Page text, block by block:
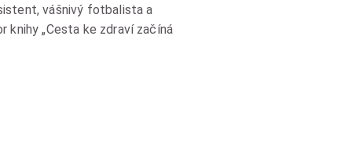
vášnivý fotbalista a
knihy „Cesta ke zdraví začíná